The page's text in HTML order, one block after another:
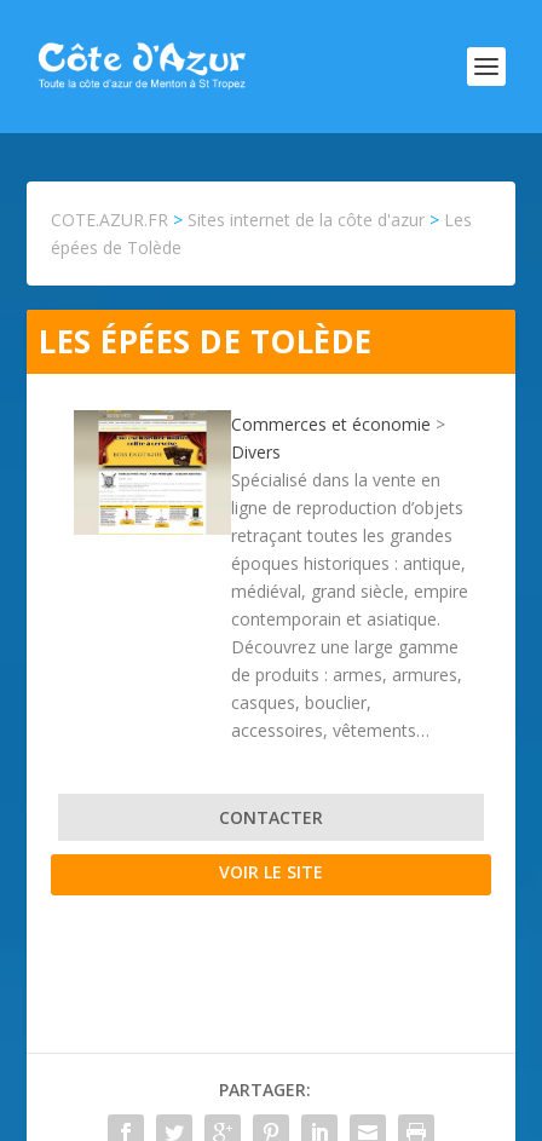
COTE.AZUR.FR > Sites internet de la côte d'azur > Les
épées de Tolède
LES ÉPÉES DE TOLÈDE
Commerces et économie >
Divers
Spécialisé dans la vente en
ligne de reproduction d’objets
retraçant toutes les grandes
époques historiques : antique,
médiéval, grand siècle, empire
contemporain et asiatique.
Découvrez une large gamme
de produits : armes, armures,
casques, bouclier,
accessoires, vêtements…
CONTACTER
VOIR LE SITE
PARTAGER: